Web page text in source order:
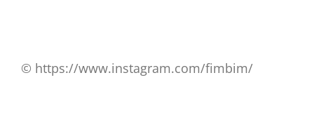
© https://www.instagram.com/fimbim/